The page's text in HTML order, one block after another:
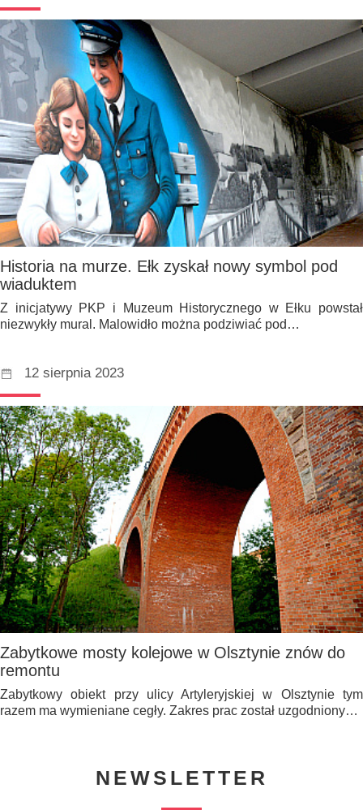
Historia na murze. Ełk zyskał nowy symbol pod
wiaduktem
Z inicjatywy PKP i Muzeum Historycznego w Ełku powstał
niezwykły mural. Malowidło można podziwiać pod…
12 sierpnia 2023
Zabytkowe mosty kolejowe w Olsztynie znów do
remontu
Zabytkowy obiekt przy ulicy Artyleryjskiej w Olsztynie tym
razem ma wymieniane cegły. Zakres prac został uzgodniony…
NEWSLETTER